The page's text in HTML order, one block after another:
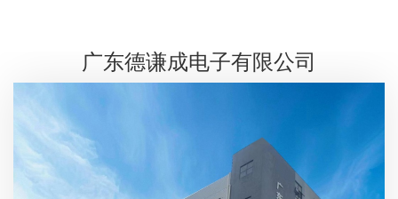
广东德谦成电子有限公司